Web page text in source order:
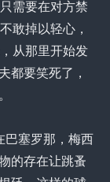
需要在对方禁
敢掉以轻心，
从那里开始发
都要笑死了，
塞罗那，梅西
的存在让跳蚤